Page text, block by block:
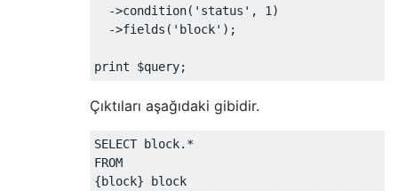
->condition( 'status' , 1 )
->fields ( 'block' );
print $query;
Çıktıları aşağıdaki gibidir.
SELECT block.*
FROM
{block} block